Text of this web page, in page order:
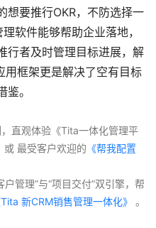
想要推行OKR，不防选择一
软件能够帮助企业落地，
行者及时管理目标进展，解
用框架更是解决了空有目标
。
直观体验《Tita一体化管理平
或 最受客户欢迎的 《帮我配置
Tita 新CRM销售管理一体化》 。